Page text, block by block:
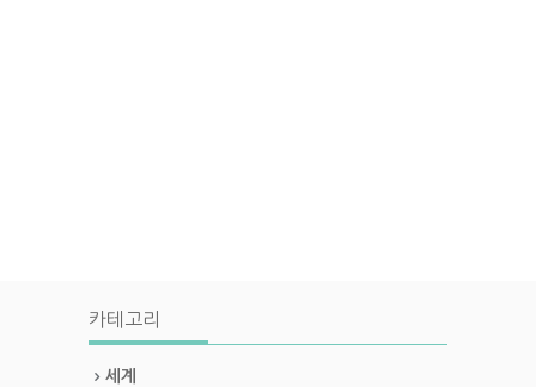
카테고리
세계